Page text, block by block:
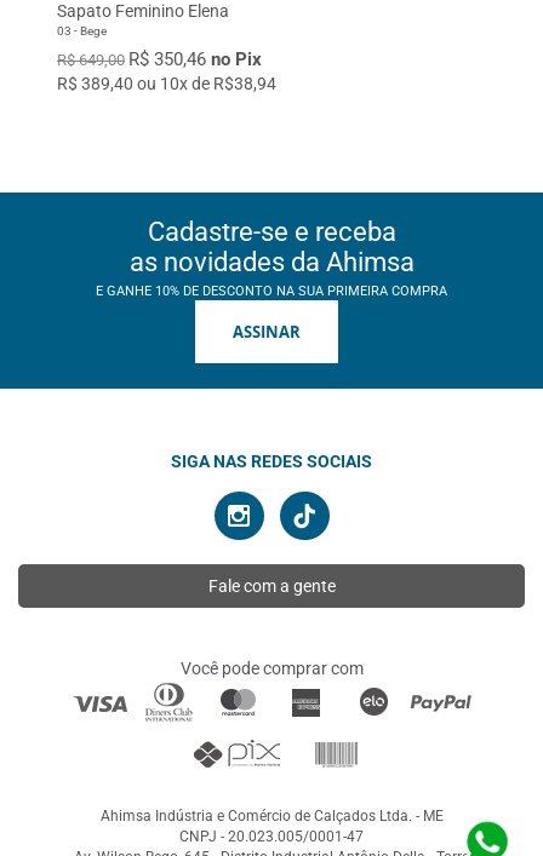
Sapato Feminino Elena
03 - Bege
R$ 649,00 R$ 350,46 no Pix
R$ 389,40 ou 10x de R$38,94
Cadastre-se e receba
as novidades da Ahimsa
E GANHE 10% DE DESCONTO NA SUA PRIMEIRA COMPRA
ASSINAR
SIGA NAS REDES SOCIAIS
Fale com a gente
Você pode comprar com
Ahimsa Indústria e Comércio de Calçados Ltda. - ME
CNPJ - 20.023.005/0001-47